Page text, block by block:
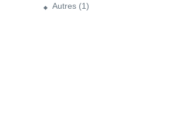
Autres (1)